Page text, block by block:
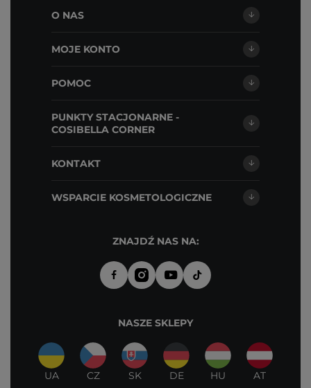
O NAS
MOJE KONTO
POMOC
PUNKTY STACJONARNE -
COSIBELLA CORNER
KONTAKT
WSPARCIE KOSMETOLOGICZNE
ZNAJDŹ NAS NA:
NASZE SKLEPY
UA CZ SK DE HU AT